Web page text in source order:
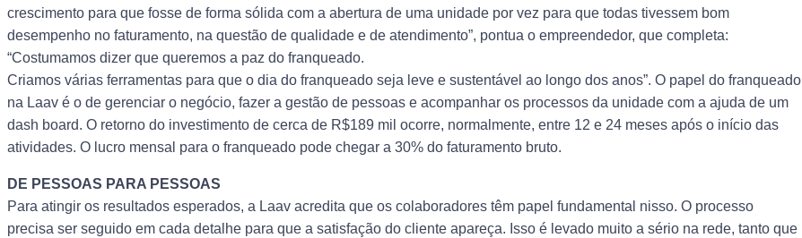
crescimento para que fosse de forma sólida com a abertura de uma unidade por vez para que todas tivessem bom
desempenho no faturamento, na questão de qualidade e de atendimento”, pontua o empreendedor, que completa:
“Costumamos dizer que queremos a paz do franqueado.
Criamos várias ferramentas para que o dia do franqueado seja leve e sustentável ao longo dos anos”. O papel do franqueado
na Laav é o de gerenciar o negócio, fazer a gestão de pessoas e acompanhar os processos da unidade com a ajuda de um
dash board. O retorno do investimento de cerca de R$189 mil ocorre, normalmente, entre 12 e 24 meses após o início das
atividades. O lucro mensal para o franqueado pode chegar a 30% do faturamento bruto.
DE PESSOAS PARA PESSOAS
Para atingir os resultados esperados, a Laav acredita que os colaboradores têm papel fundamental nisso. O processo
precisa ser seguido em cada detalhe para que a satisfação do cliente apareça. Isso é levado muito a sério na rede, tanto que